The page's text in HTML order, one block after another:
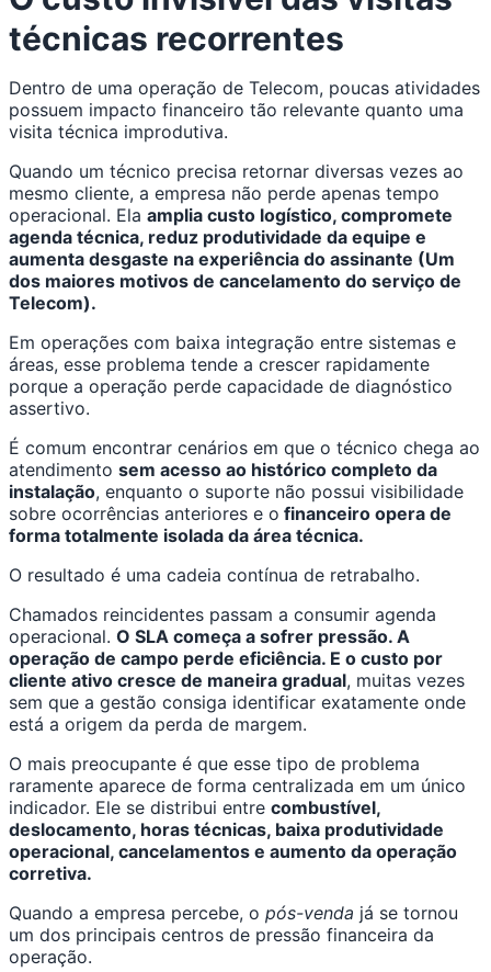
técnicas recorrentes
Dentro de uma operação de Telecom, poucas atividades
possuem impacto financeiro tão relevante quanto uma
visita técnica improdutiva.
Quando um técnico precisa retornar diversas vezes ao
mesmo cliente, a empresa não perde apenas tempo
operacional. Ela amplia custo logístico, compromete
agenda técnica, reduz produtividade da equipe e
aumenta desgaste na experiência do assinante (Um
dos maiores motivos de cancelamento do serviço de
Telecom).
Em operações com baixa integração entre sistemas e
áreas, esse problema tende a crescer rapidamente
porque a operação perde capacidade de diagnóstico
assertivo.
É comum encontrar cenários em que o técnico chega ao
atendimento sem acesso ao histórico completo da
instalação, enquanto o suporte não possui visibilidade
sobre ocorrências anteriores e o financeiro opera de
forma totalmente isolada da área técnica.
O resultado é uma cadeia contínua de retrabalho.
Chamados reincidentes passam a consumir agenda
operacional. O SLA começa a sofrer pressão. A
operação de campo perde eficiência. E o custo por
cliente ativo cresce de maneira gradual, muitas vezes
sem que a gestão consiga identificar exatamente onde
está a origem da perda de margem.
O mais preocupante é que esse tipo de problema
raramente aparece de forma centralizada em um único
indicador. Ele se distribui entre combustível,
deslocamento, horas técnicas, baixa produtividade
operacional, cancelamentos e aumento da operação
corretiva.
Quando a empresa percebe, o pós-venda já se tornou
um dos principais centros de pressão financeira da
operação.